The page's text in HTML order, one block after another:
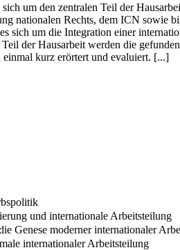
um den zentralen Teil der
nationalen Rechts, dem ICN sowie
sich um die Integration einer
der Hausarbeit werden die
kurz erörtert und evaluiert. [...]
und internationale Arbeitsteilung
Genese moderner internationaler
internationaler Arbeitsteilung